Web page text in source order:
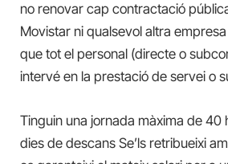
no renovar cap contractació
Movistar ni qualsevol altra
que tot el personal (directe o
intervé en la prestació de servei o
Tinguin una jornada màxima de 40
dies de descans Se’ls retribueixi